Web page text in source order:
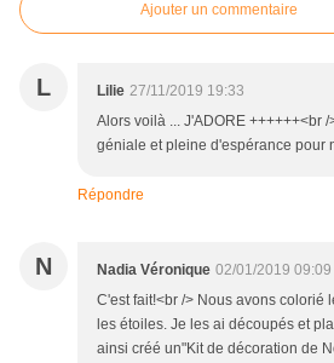
Ajouter un commentaire
L Lilie 27/11/2019 19:33
Alors voilà ... J'ADORE ++++++<br
géniale et pleine d'espérance pour
Répondre
N Nadia Véronique 02/01/2019 09:09
C'est fait!<br /> Nous avons colorié
les étoiles. Je les ai découpés et
ainsi créé un"Kit de décoration de